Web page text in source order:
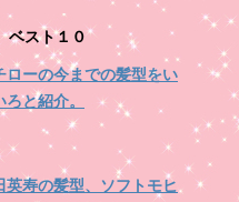
スト１０
ローの今までの髪型をい
ろと紹介。
英寿の髪型、ソフトモヒ